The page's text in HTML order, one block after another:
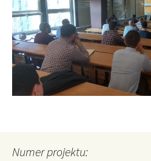
Numer projektu: